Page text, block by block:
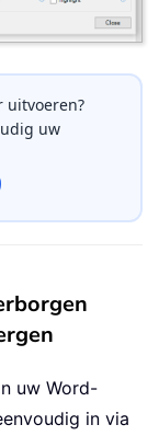
uitvoeren?
uw
uw Word-
in via